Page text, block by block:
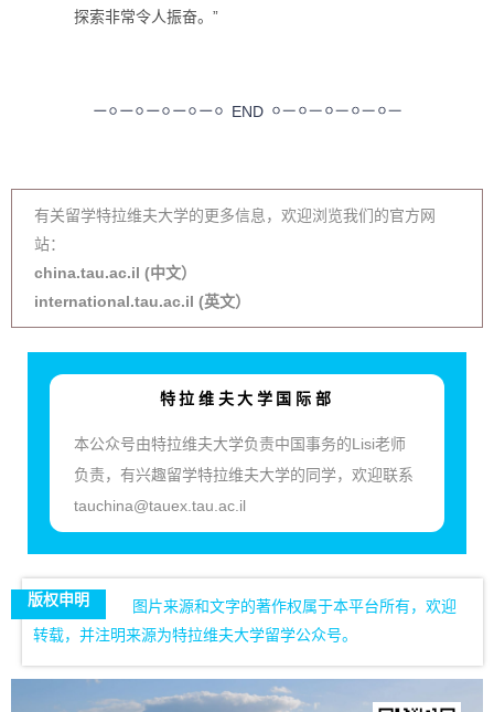
探索非常令人振奋。”
END
有关留学特拉维夫大学的更多信息，欢迎浏览我们的官方网
站：
china.tau.ac.il (中文）
international.tau.ac.il (英文）
特拉维夫大学国际部
本公众号由特拉维夫大学负责中国事务的Lisi老师
负责，有兴趣留学特拉维夫大学的同学，欢迎联系
tauchina@tauex.tau.ac.il
版权申明
图片来源和文字的著作权属于本平台所有，欢迎
转载，并注明来源为特拉维夫大学留学公众号。